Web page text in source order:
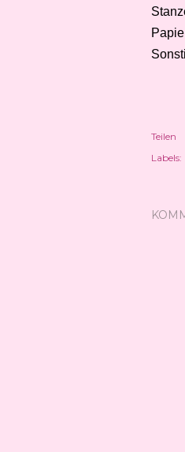
Teilen
Labels: